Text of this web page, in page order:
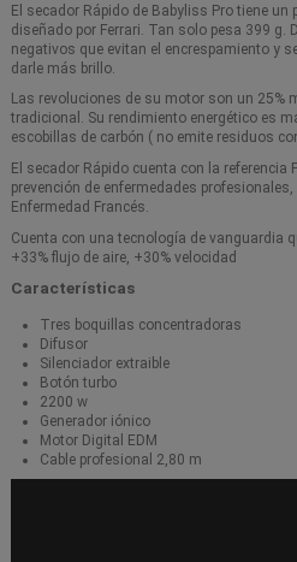
El secador Rápido de Babyliss Pro tiene
diseñado por Ferrari. Tan solo pesa 399 g.
negativos que evitan el encrespamiento y
darle más brillo.
Las revoluciones de su motor son un 25%
tradicional. Su rendimiento energético es
escobillas de carbón ( no emite residuos
El secador Rápido cuenta con la referencia
prevención de enfermedades
Enfermedad Francés.
Cuenta con una tecnología de vanguardia
+33% flujo de aire, +30% velocidad
Características
Tres boquillas concentradoras
Difusor
Silenciador extraible
Botón turbo
2200 w
Generador iónico
Motor Digital EDM
Cable profesional 2,80 m